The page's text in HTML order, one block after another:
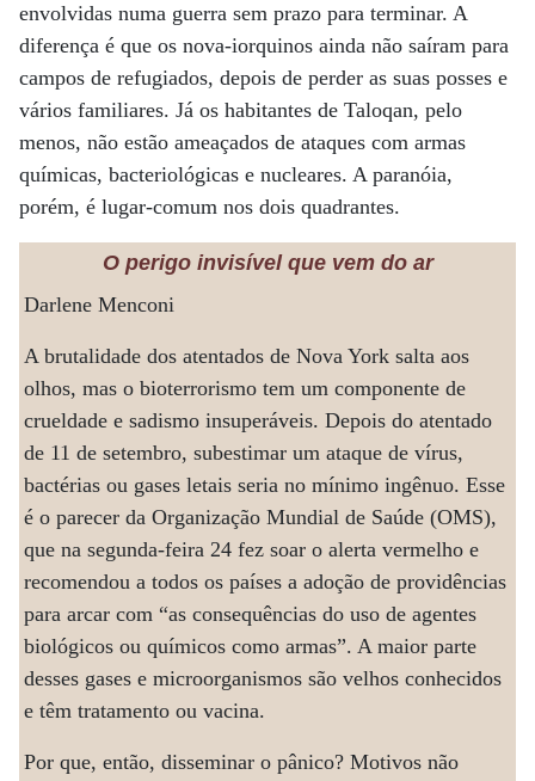
envolvidas numa guerra sem prazo para terminar. A
diferença é que os nova-iorquinos ainda não saíram para
campos de refugiados, depois de perder as suas posses e
vários familiares. Já os habitantes de Taloqan, pelo
menos, não estão ameaçados de ataques com armas
químicas, bacteriológicas e nucleares. A paranóia,
porém, é lugar-comum nos dois quadrantes.
O perigo invisível que vem do ar
Darlene Menconi
A brutalidade dos atentados de Nova York salta aos
olhos, mas o bioterrorismo tem um componente de
crueldade e sadismo insuperáveis. Depois do atentado
de 11 de setembro, subestimar um ataque de vírus,
bactérias ou gases letais seria no mínimo ingênuo. Esse
é o parecer da Organização Mundial de Saúde (OMS),
que na segunda-feira 24 fez soar o alerta vermelho e
recomendou a todos os países a adoção de providências
para arcar com “as consequências do uso de agentes
biológicos ou químicos como armas”. A maior parte
desses gases e microorganismos são velhos conhecidos
e têm tratamento ou vacina.
Por que, então, disseminar o pânico? Motivos não